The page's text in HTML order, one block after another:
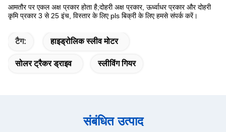
आमतौर पर एकल अक्ष प्रकार होता है;दोहरी अक्ष प्रकार, ऊर्ध्वाधर प्रकार और दोहरी
कृमि प्रकार 3 से 25 इंच, विस्तार के लिए pls बिक्री के लिए हमसे संपर्क करें।
टैग: हाइड्रोलिक स्लीव मोटर
सोलर ट्रैकर ड्राइव स्लीविंग गियर
संबंधित उत्पाद